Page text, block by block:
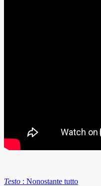
Testo : Nonostante tutto